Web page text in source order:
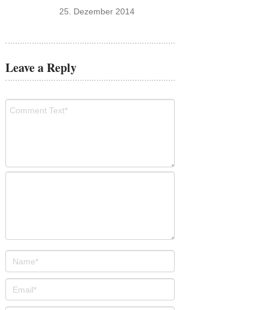
25. Dezember 2014
Leave a Reply